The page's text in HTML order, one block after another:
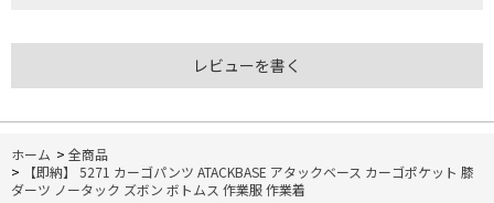
レビューを書く
ホーム > 全商品
>
【即納】 5271 カーゴパンツ ATACKBASE アタックベース カーゴポケット 膝
ダーツ ノータック ズボン ボトムス 作業服 作業着